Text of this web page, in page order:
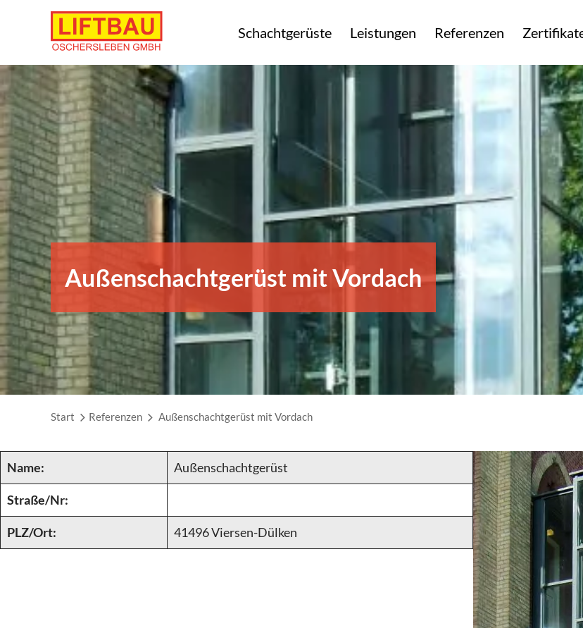
Schachtgerüste Leistungen Referenzen
Außenschachtgerüst mit Vordach
Start Referenzen Außenschachtgerüst mit Vordach
Name: Außenschachtgerüst
Straße/Nr:
PLZ/Ort: 41496 Viersen-Dülken